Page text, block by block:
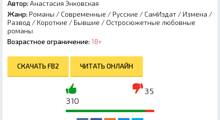
Автор: Анастасия Энковская
Жанр: Романы / Современные / Русские / СамИздат / Измена /
Развод / Короткие / Бывшие / Остросюжетные любовные
романы
Возрастное ограничение: 18+
СКАЧАТЬ FB2 ЧИТАТЬ ОНЛАЙН
310
35